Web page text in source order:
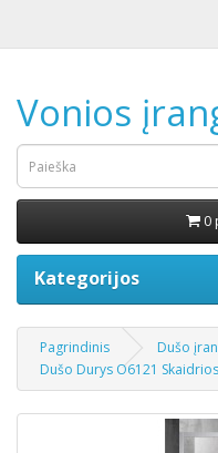
Vonios
0
Kategorijos
Pagrindinis Dušo
Dušo Durys O6121